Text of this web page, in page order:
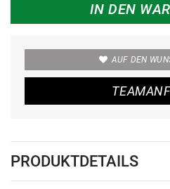
IN DEN
AUF DEN
PRODUKTDETAILS